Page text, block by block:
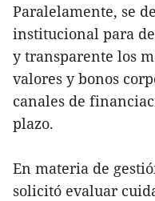
Paralelamente, se
institucional para
y transparente los
valores y bonos
canales de
plazo.
En materia de
solicitó evaluar